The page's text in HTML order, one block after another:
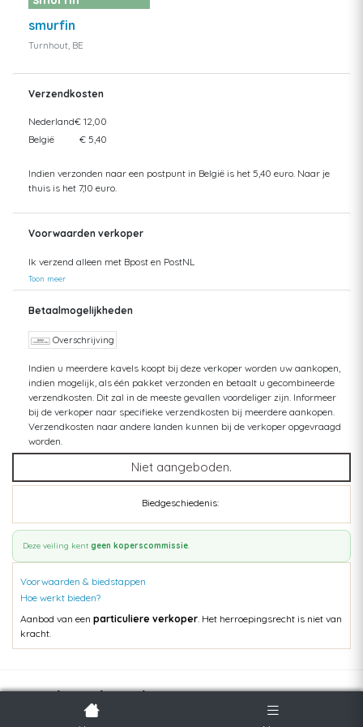
smurfin
Turnhout, BE
Verzendkosten
Nederland€ 12,00
België
€ 5,40
Indien verzonden naar een postpunt in België is het 5,40 euro. Naar je
thuis is het 7,10 euro.
Voorwaarden verkoper
Ik verzend alleen met Bpost en PostNL
Toon meer
Betaalmogelijkheden
Overschrijving
Indien u meerdere kavels koopt bij deze verkoper worden uw aankopen,
indien mogelijk, als één pakket verzonden en betaalt u gecombineerde
verzendkosten. Dit zal in de meeste gevallen voordeliger zijn. Informeer
bij de verkoper naar specifieke verzendkosten bij meerdere aankopen.
Verzendkosten naar andere landen kunnen bij de verkoper opgevraagd
worden.
Niet aangeboden.
Biedgeschiedenis:
Deze veiling kent geen koperscommissie.
Voorwaarden & biedstappen
Hoe werkt bieden?
Aanbod van een particuliere verkoper. Het herroepingsrecht is niet van
kracht.
Populaire kavels